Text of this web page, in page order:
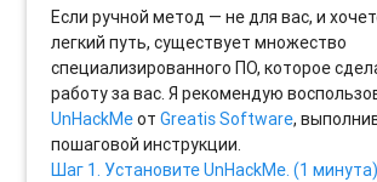
Если ручной метод — не для вас, и
легкий путь, существует множество
специализированного ПО, которое
работу за вас. Я рекомендую
UnHackMeотGreatis Software,
пошаговой инструкции.
Шаг 1. Установите UnHackMe. (1 минута)